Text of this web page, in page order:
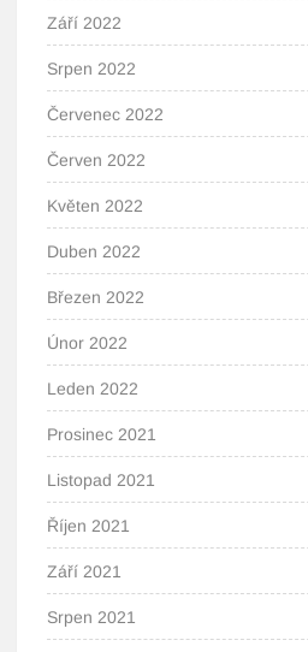
Září 2022
Srpen 2022
Červenec 2022
Červen 2022
Květen 2022
Duben 2022
Březen 2022
Únor 2022
Leden 2022
Prosinec 2021
Listopad 2021
Říjen 2021
Září 2021
Srpen 2021